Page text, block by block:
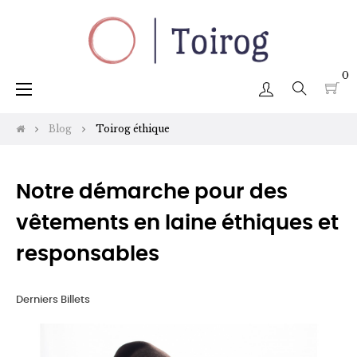
0
Basculer
navigation
☰
Blog Toirog éthique
Notre démarche pour des
vêtements en laine éthiques et
responsables
Derniers Billets